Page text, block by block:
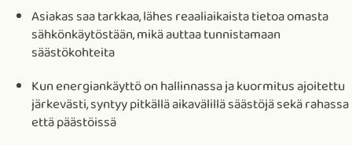
Asiakas saa tarkkaa, lähes reaaliaikaista tietoa omasta
sähkönkäytöstään, mikä auttaa tunnistamaan
säästökohteita
Kun energiankäyttö on hallinnassa ja kuormitus ajoitettu
järkevästi, syntyy pitkällä aikavälillä säästöjä sekä rahassa
että päästöissä